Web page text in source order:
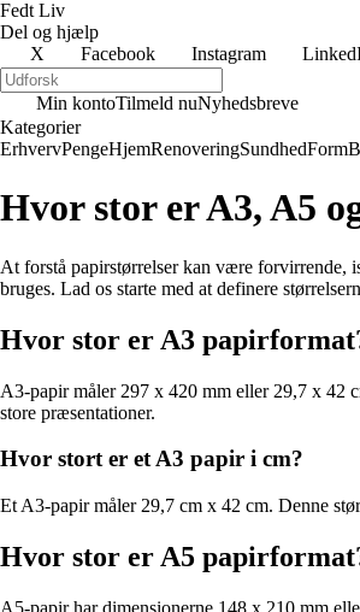
Fedt Liv
Del og hjælp
X
Facebook Instagram
Min kontoTilmeld nuNyhedsbreve
Kategorier
ErhvervPengeHjemRenoveringSundhedForm
Hvor stor er A3, A5
At forstå papirstørrelser kan være forvirrende,
bruges. Lad os starte med at definere
Hvor stor er A3
A3-papir måler 297 x 420 mm eller 29,7 x 42
store præsentationer.
Hvor stort er et A3 papir i cm?
Et A3-papir måler 29,7 cm x 42 cm. Denne
Hvor stor er A5
A5-papir har dimensionerne 148 x 210 mm